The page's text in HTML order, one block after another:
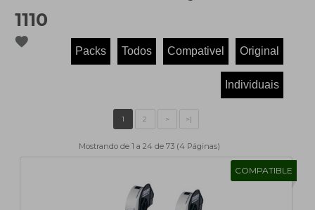
1110
Mostrando de 1 a 24 de 73 (4 Páginas)
COMPATIBLE